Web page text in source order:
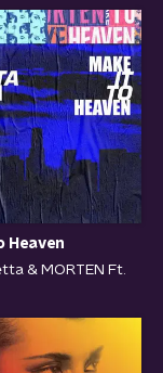
Heaven
& MORTEN Ft.